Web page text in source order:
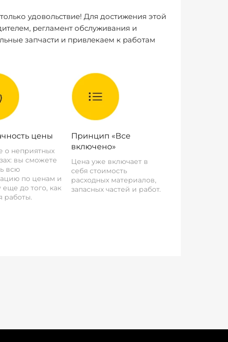
удовольствие! Для достижения этой
регламент обслуживания и
запчасти и привлекаем к работам
цены
о неприятных
вы сможете
всю
по ценам и
еще до того, как
работы.
Принцип «Все
включено»
Цена уже включает в
себя стоимость
расходных материалов,
запасных частей и работ.